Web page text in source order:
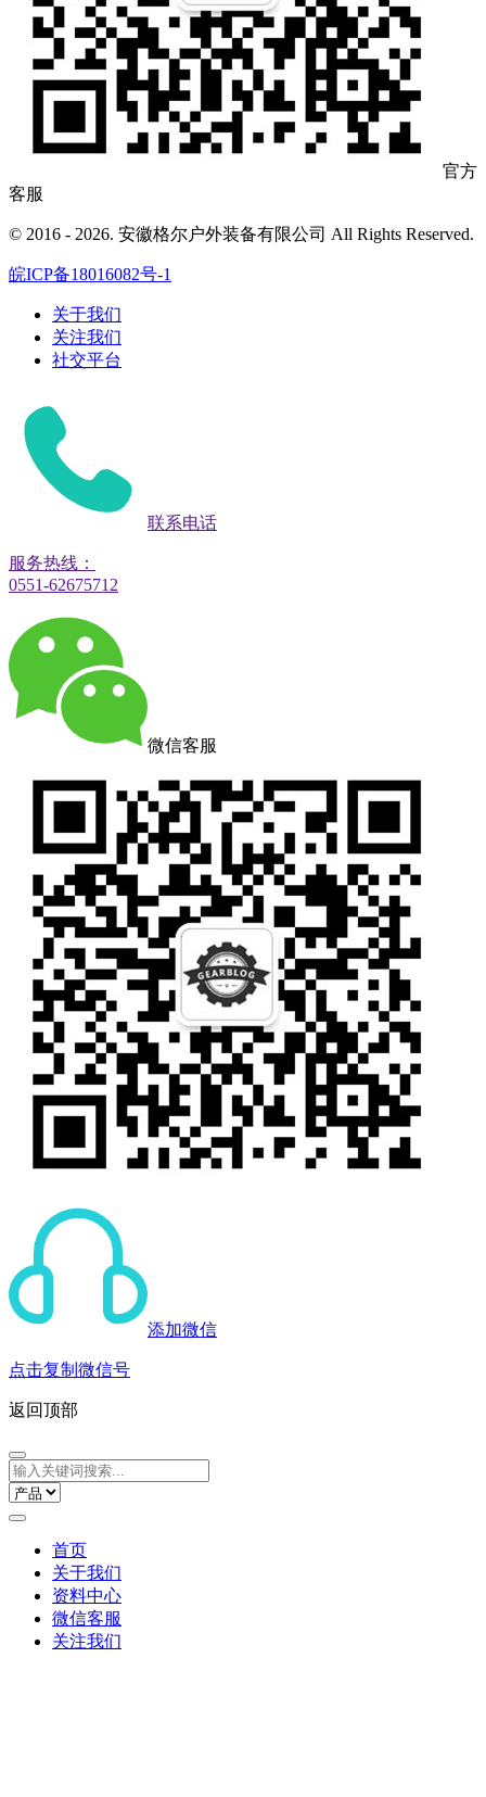
官方
客服
© 2016 - 2026. 安徽格尔户外装备有限公司 All Rights Reserved.
皖ICP备18016082号-1
关于我们
关注我们
社交平台
联系电话
服务热线：
0551-62675712
微信客服
添加微信
点击复制微信号
返回顶部
首页
关于我们
资料中心
微信客服
关注我们